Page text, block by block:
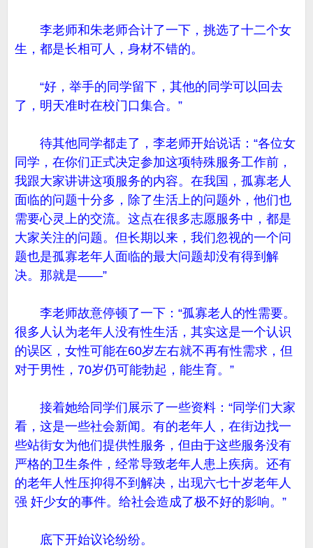
李老师和朱老师合计了一下，挑选了十二个女
生，都是长相可人，身材不错的。
“好，举手的同学留下，其他的同学可以回去
了，明天准时在校门口集合。”
待其他同学都走了，李老师开始说话：“各位女
同学，在你们正式决定参加这项特殊服务工作前，
我跟大家讲讲这项服务的内容。在我国，孤寡老人
面临的问题十分多，除了生活上的问题外，他们也
需要心灵上的交流。这点在很多志愿服务中，都是
大家关注的问题。但长期以来，我们忽视的一个问
题也是孤寡老年人面临的最大问题却没有得到解
决。那就是——”
李老师故意停顿了一下：“孤寡老人的性需要。
很多人认为老年人没有性生活，其实这是一个认识
的误区，女性可能在60岁左右就不再有性需求，但
对于男性，70岁仍可能勃起，能生育。”
接着她给同学们展示了一些资料：“同学们大家
看，这是一些社会新闻。有的老年人，在街边找一
些站街女为他们提供性服务，但由于这些服务没有
严格的卫生条件，经常导致老年人患上疾病。还有
的老年人性压抑得不到解决，出现六七十岁老年人
强 奸少女的事件。给社会造成了极不好的影响。”
底下开始议论纷纷。